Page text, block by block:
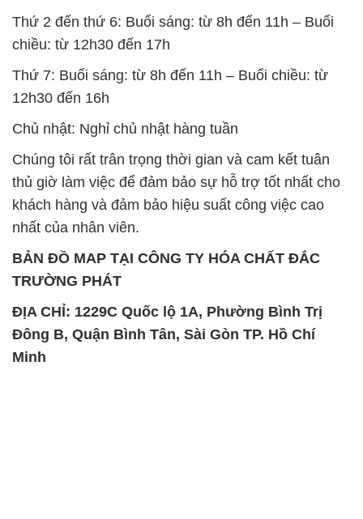
Thứ 2 đến thứ 6: Buổi sáng: từ 8h đến 11h – Buổi
chiều: từ 12h30 đến 17h
Thứ 7: Buổi sáng: từ 8h đến 11h – Buổi chiều: từ
12h30 đến 16h
Chủ nhật: Nghỉ chủ nhật hàng tuần
Chúng tôi rất trân trọng thời gian và cam kết tuân
thủ giờ làm việc để đảm bảo sự hỗ trợ tốt nhất cho
khách hàng và đảm bảo hiệu suất công việc cao
nhất của nhân viên.
BẢN ĐỒ MAP TẠI CÔNG TY HÓA CHẤT ĐẮC
TRƯỜNG PHÁT
ĐỊA CHỈ: 1229C Quốc lộ 1A, Phường Bình Trị
Đông B, Quận Bình Tân, Sài Gòn TP. Hồ Chí
Minh